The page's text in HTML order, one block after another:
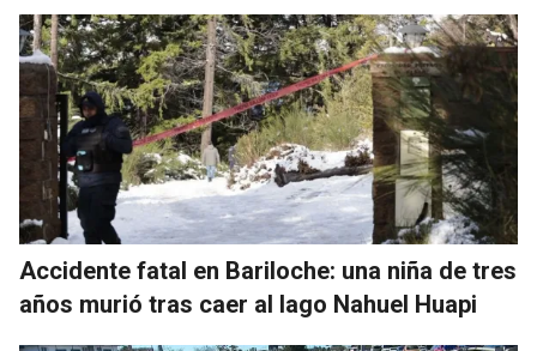
Accidente fatal en Bariloche: una niña de tres
años murió tras caer al lago Nahuel Huapi